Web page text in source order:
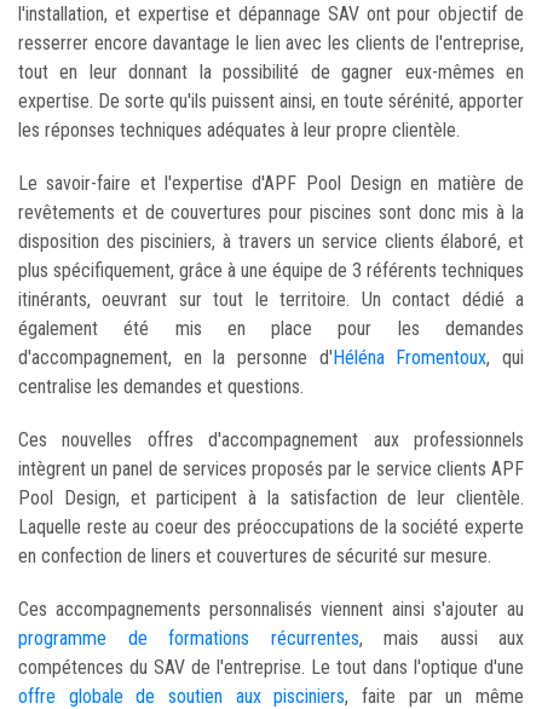
l'installation, et expertise et dépannage SAV ont pour objectif de
resserrer encore davantage le lien avec les clients de l'entreprise,
tout en leur donnant la possibilité de gagner eux-mêmes en
expertise. De sorte qu'ils puissent ainsi, en toute sérénité, apporter
les réponses techniques adéquates à leur propre clientèle.
Le savoir-faire et l'expertise d'APF Pool Design en matière de
revêtements et de couvertures pour piscines sont donc mis à la
disposition des pisciniers, à travers un service clients élaboré, et
plus spécifiquement, grâce à une équipe de 3 référents techniques
itinérants, oeuvrant sur tout le territoire. Un contact dédié a
également été mis en place pour les demandes
d'accompagnement, en la personne d'Héléna Fromentoux, qui
centralise les demandes et questions.
Ces nouvelles offres d'accompagnement aux professionnels
intègrent un panel de services proposés par le service clients APF
Pool Design, et participent à la satisfaction de leur clientèle.
Laquelle reste au coeur des préoccupations de la société experte
en confection de liners et couvertures de sécurité sur mesure.
Ces accompagnements personnalisés viennent ainsi s'ajouter au
programme de formations récurrentes, mais aussi aux
compétences du SAV de l'entreprise. Le tout dans l'optique d'une
offre globale de soutien aux pisciniers, faite par un même